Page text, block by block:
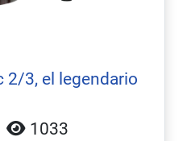
2/3, el legendario
1033